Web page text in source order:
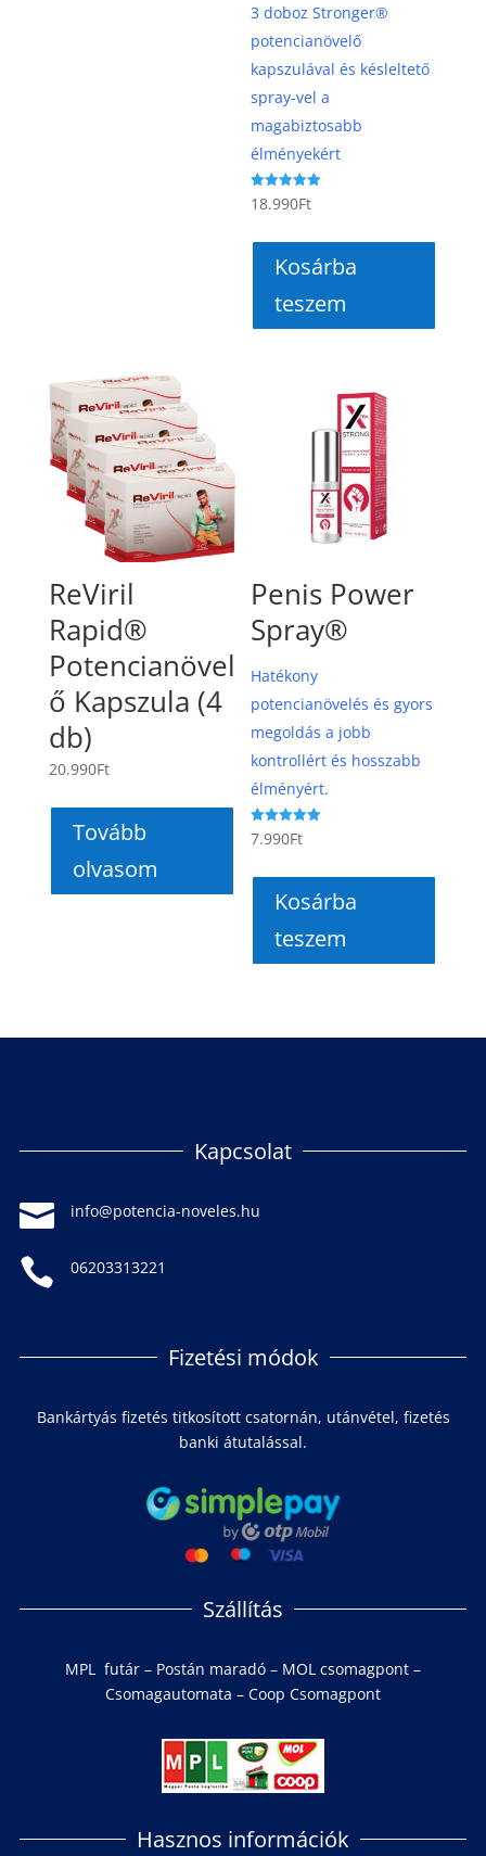
3 doboz Stronger®
potencianövelő
kapszulával és késleltető
spray-vel a
magabiztosabb
élményekért
Értékelés:
5.00
18.990Ft
Kosárba
teszem
ReViril
Rapid®
Potencianövel
ő Kapszula (4
db)
20.990Ft
Tovább
olvasom
Penis Power
Spray®
Hatékony
potencianövelés és gyors
megoldás a jobb
kontrollért és hosszabb
élményért.
Értékelés:
5.00
7.990Ft
Kosárba
teszem
Kapcsolat
 info@potencia-noveles.hu
 06203313221
Fizetési módok
Bankártyás fizetés titkosított csatornán, utánvétel, fizetés
banki átutalással.
Szállítás
MPL futár – Postán maradó – MOL csomagpont –
Csomagautomata – Coop Csomagpont
Hasznos információk